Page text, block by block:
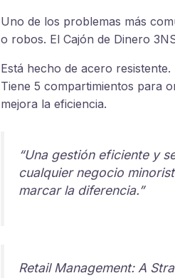
Uno de los problemas más
o robos. El Cajón de Dinero
Está hecho de acero
Tiene 5 compartimientos para
mejora la eficiencia.
“Una gestión eficiente y
cualquier negocio
marcar la diferencia.”
Retail Management: A